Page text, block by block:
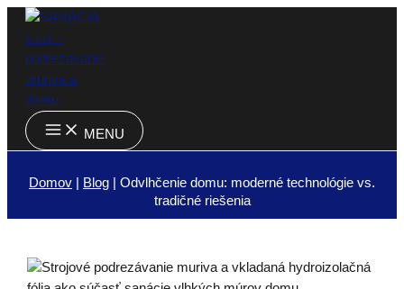
Preskočiť
obsah
MAIN
MENU
MENU
Domov | Blog | Odvlhčenie domu: moderné technológie vs.
tradičné riešenia